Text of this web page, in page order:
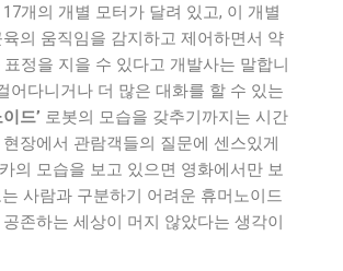
개의 개별 모터가 달려 있고, 이 개별
육의 움직임을 감지하고 제어하면서 약
정을 지을 수 있다고 개발사는 말합니
어다니거나 더 많은 대화를 할 수 있는
드’ 로봇의 모습을 갖추기까지는 시간
장에서 관람객들의 질문에 센스있게
의 모습을 보고 있으면 영화에서만 보
사람과 구분하기 어려운 휴머노이드
존하는 세상이 머지 않았다는 생각이